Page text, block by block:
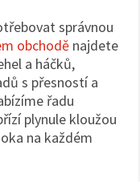
správnou
obchodě najdete
a háčků,
s přesností a
řadu
plynule kloužou
na každém